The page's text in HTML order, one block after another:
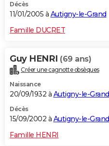
Décès
11/01/2005 à Autigny-le-Grand
Famille DUCRET
Guy HENRI (69 ans)
Créer une cagnotte obsèques
Naissance
20/09/1932 à Autigny-le-Grand
Décès
15/09/2002 à Autigny-le-Grand
Famille HENRI